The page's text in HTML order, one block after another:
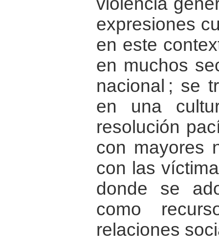
expresiones
en este
en muchos
nacional ; se
en una
resolución
con mayores
con las
donde se
como
relaciones